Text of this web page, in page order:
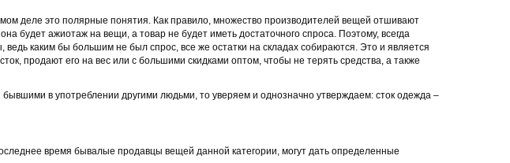
деле это полярные понятия. Как правило, множество производителей вещей отшивают
будет ажиотаж на вещи, а товар не будет иметь достаточного спроса. Поэтому, всегда
каким бы большим не был спрос, все же остатки на складах собираются. Это и является
продают его на вес или с большими скидками оптом, чтобы не терять средства, а также
бывшими в употреблении другими людьми, то уверяем и однозначно утверждаем: сток одежда –
время бывалые продавцы вещей данной категории, могут дать определенные